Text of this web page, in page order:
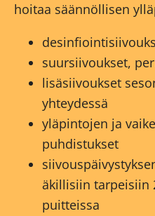
hoitaa säännöllisen
suursiivoukset,
lisäsiivoukset
yhteydessä
yläpintojen ja
puhdistukset
äkillisiin tarpeisiin
puitteissa